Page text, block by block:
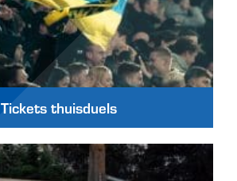
Tickets thuisduels